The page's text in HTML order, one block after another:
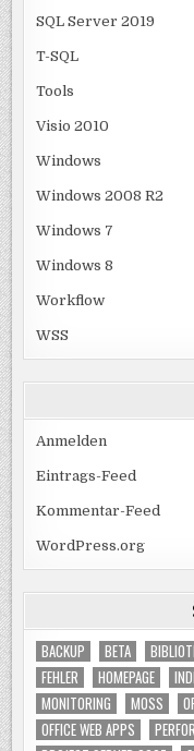
SQL Server 2019
T-SQL
Tools
Visio 2010
Windows
Windows 2008 R2
Windows 7
Windows 8
Workflow
WSS
Anmelden
Eintrags-Feed
Kommentar-Feed
WordPress.org
BACKUP BETA
FEHLER
HOMEPAGE
MONITORING
MOSS
OFFICE WEB APPS